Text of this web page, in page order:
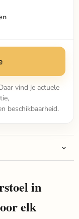
vind je actuele
beschikbaarheid.
in
elk